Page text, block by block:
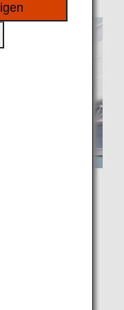
immer höflich.
uns zu
um unter allen
Betrieb zu